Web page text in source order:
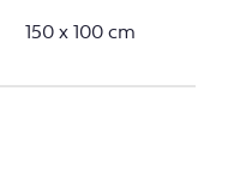
150 x 100 cm